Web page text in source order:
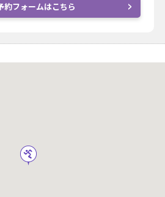
約フォームはこちら